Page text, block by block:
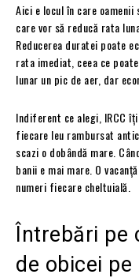
Aici e locul în care
care vor să reducă rata
Reducerea duratei poate
rata imediat, ceea ce
lunar un pic de aer, dar
Indiferent ce alegi, IRCC
fiecare leu rambursat
scazi o dobândă mare.
banii e mai mare. O
numeri fiecare cheltuială.
Întrebări pe
de obicei